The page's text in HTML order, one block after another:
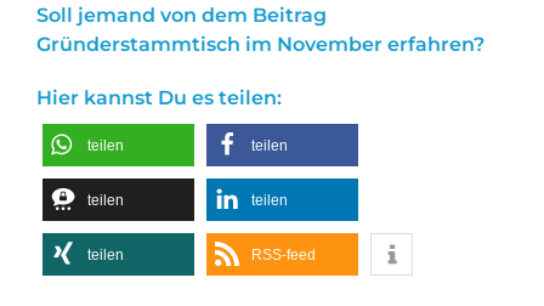
Soll jemand von dem Beitrag
Gründerstammtisch im November erfahren?
Hier kannst Du es teilen:
teilen teilen
teilen teilen
teilen RSS-feed